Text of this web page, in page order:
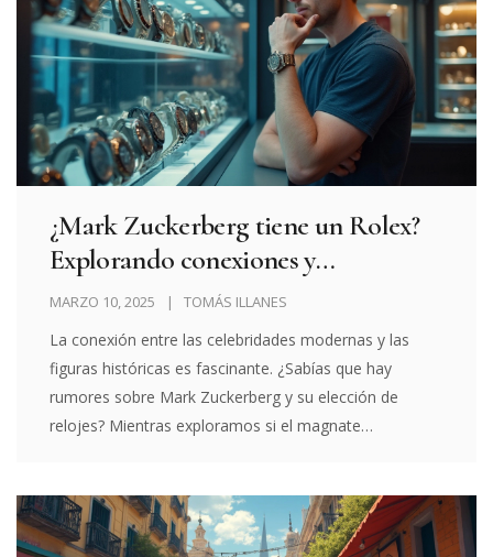
¿Mark Zuckerberg tiene un Rolex?
Explorando conexiones y
curiosidades del Che Guevara
MARZO 10, 2025 TOMÁS ILLANES
La conexión entre las celebridades modernas y las
figuras históricas es fascinante. ¿Sabías que hay
rumores sobre Mark Zuckerberg y su elección de
relojes? Mientras exploramos si el magnate
una figura icónica por su impacto revolucionario. Este
artículo investigador explora no solo las preferencias